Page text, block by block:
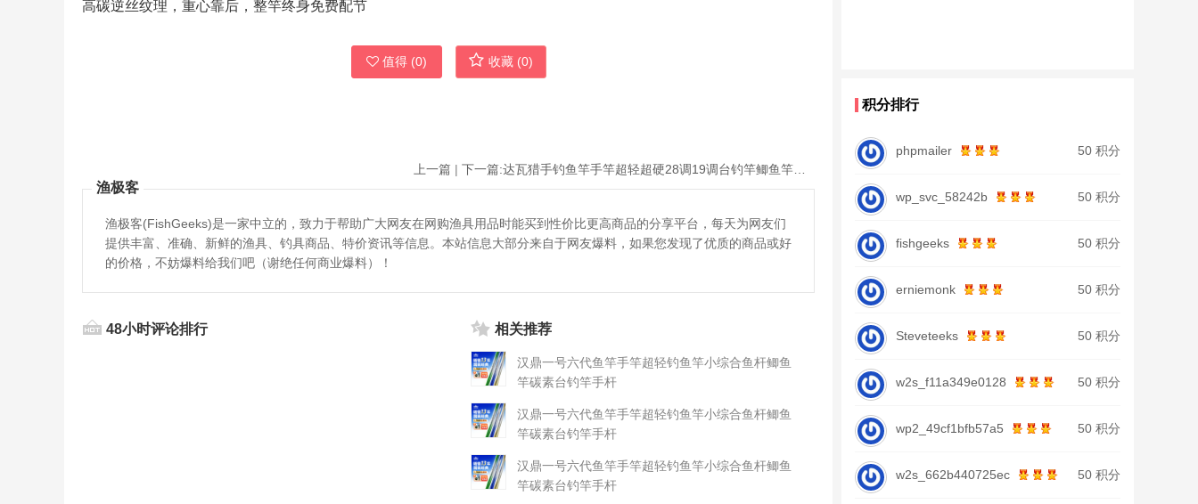
高碳逆丝纹理，重心靠后，整竿终身免费配节
值得 (0) 收藏 (0)
上一篇 | 下一篇:
渔极客
渔极客(FishGeeks)是一家中立的，致力于帮助广大网友在网购渔具用品时能买到性价比更高商品的分享平台，每天为网友们
提供丰富、准确、新鲜的渔具、钓具商品、特价资讯等信息。本站信息大部分来自于网友爆料，如果您发现了优质的商品或好
的价格，不妨爆料给我们吧（谢绝任何商业爆料）！
48小时评论排行 相关推荐
汉鼎一号六代鱼竿手竿超轻钓鱼竿小综合鱼杆鲫鱼
竿碳素台钓竿手杆
汉鼎一号六代鱼竿手竿超轻钓鱼竿小综合鱼杆鲫鱼
竿碳素台钓竿手杆
汉鼎一号六代鱼竿手竿超轻钓鱼竿小综合鱼杆鲫鱼
竿碳素台钓竿手杆
积分排行
phpmailer 50 积分
wp_svc_58242b 50 积分
fishgeeks 50 积分
erniemonk 50 积分
Steveteeks 50 积分
w2s_f11a349e0128 50 积分
wp2_49cf1bfb57a5 50 积分
w2s_662b440725ec 50 积分